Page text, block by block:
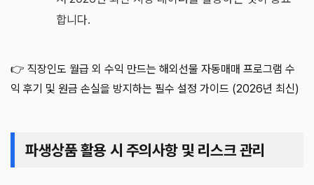
합니다.
👉 직장인도 월급 외 수익 만드는 해외선물 자동매매 프로그램 수
익 후기 및 원금 손실을 방지하는 필수 설정 가이드 (2026년 최신)
파생상품 활용 시 주의사항 및 리스크 관리